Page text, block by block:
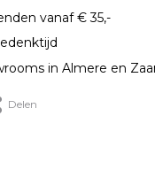
vanaf € 35,-
in Almere en
Delen